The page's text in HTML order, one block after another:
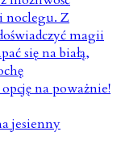
jesienny